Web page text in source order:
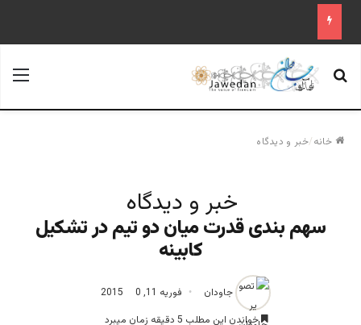
جستجو برای
خانه/خبر و دیدگاه
خبر و دیدگاه
سهم بندی قدرت میان دو تیم در تشکیل
کابینه
جاودان فوریه 11, 2015
0
خواندن این مطلب 5 دقیقه زمان میبرد